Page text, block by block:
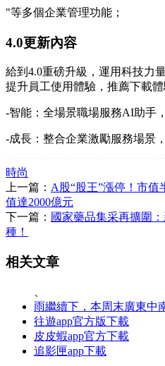
"等多個企業管理功能；
4.0更新內容
給到4.0重磅升級，運用科技力
提升員工使用體驗，推薦下載
-智能：全場景職場服務AI助手
-成長：整合企業激勵服務場景
時尚
上一篇： A股“股王”漲停！市值
值達2000億元
下一篇： 國家藥品集采再擴圍
種！
相关文章
雨繼續下，本周末廣東中
往遊app官方版下載
皮皮蝦app官方下載
追影匣app下載